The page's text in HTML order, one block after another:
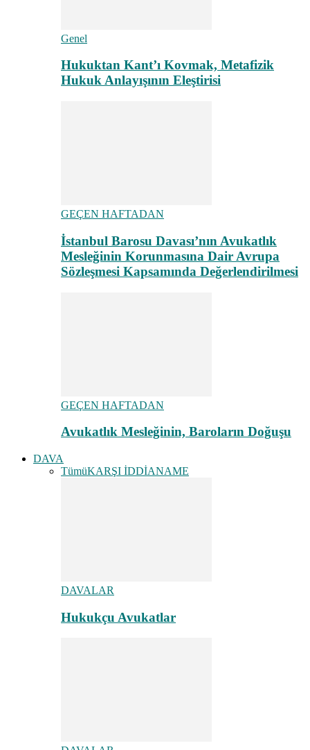
Genel
Hukuktan Kant’ı Kovmak, Metafizik
Hukuk Anlayışının Eleştirisi
GEÇEN HAFTADAN
İstanbul Barosu Davası’nın Avukatlık
Mesleğinin Korunmasına Dair Avrupa
Sözleşmesi Kapsamında Değerlendirilmesi
GEÇEN HAFTADAN
Avukatlık Mesleğinin, Baroların Doğuşu
DAVA
TümüKARŞI İDDİANAME
DAVALAR
Hukukçu Avukatlar